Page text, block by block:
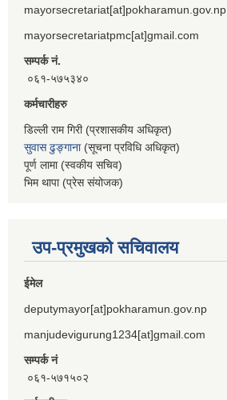
mayorsecretariat[at]pokharamun.gov.np
mayorsecretariatpmc[at]gmail.com
सम्पर्क नं.
०६१-५७५३४०
कर्मचारीहरु
डिल्ली राम गिरी (प्रशासकीय अधिकृत)
सुवास ढुङ्गाना(सूचना प्रविधि अधिकृत)
पूर्ण लामा (स्वकीय सचिव)
भिम थापा (प्रेस संयोजक)
उप-प्रमुखको सचिवालय
ईमेल
deputymayor[at]pokharamun.gov.np
manjudevigurung1234[at]gmail.com
सम्पर्क नं
०६१-५७१५०२